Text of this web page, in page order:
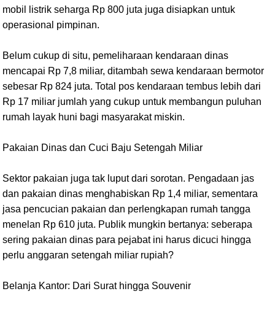
mobil listrik seharga Rp 800 juta juga disiapkan untuk
operasional pimpinan.
Belum cukup di situ, pemeliharaan kendaraan dinas
mencapai Rp 7,8 miliar, ditambah sewa kendaraan bermotor
sebesar Rp 824 juta. Total pos kendaraan tembus lebih dari
Rp 17 miliar jumlah yang cukup untuk membangun puluhan
rumah layak huni bagi masyarakat miskin.
Pakaian Dinas dan Cuci Baju Setengah Miliar
Sektor pakaian juga tak luput dari sorotan. Pengadaan jas
dan pakaian dinas menghabiskan Rp 1,4 miliar, sementara
jasa pencucian pakaian dan perlengkapan rumah tangga
menelan Rp 610 juta. Publik mungkin bertanya: seberapa
sering pakaian dinas para pejabat ini harus dicuci hingga
perlu anggaran setengah miliar rupiah?
Belanja Kantor: Dari Surat hingga Souvenir